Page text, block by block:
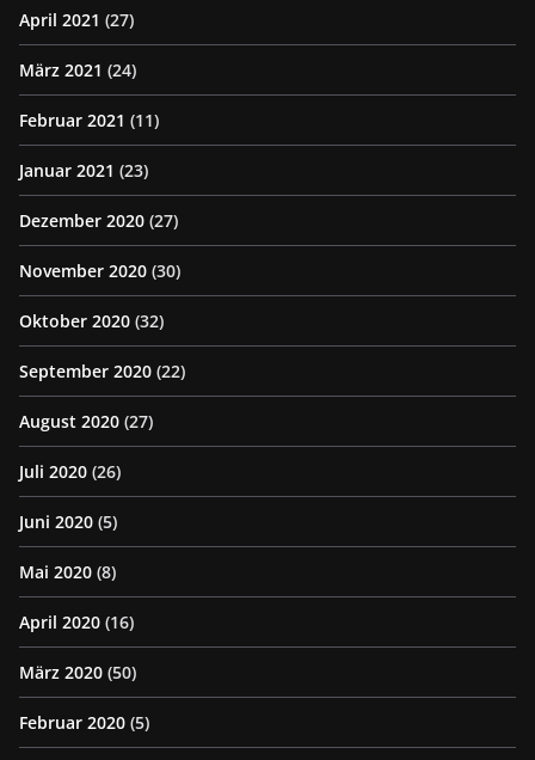
April 2021 (27)
März 2021 (24)
Februar 2021 (11)
Januar 2021 (23)
Dezember 2020 (27)
November 2020 (30)
Oktober 2020 (32)
September 2020 (22)
August 2020 (27)
Juli 2020 (26)
Juni 2020 (5)
Mai 2020 (8)
April 2020 (16)
März 2020 (50)
Februar 2020 (5)